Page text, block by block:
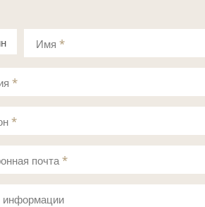
Имя*
*
информации
*
почта*